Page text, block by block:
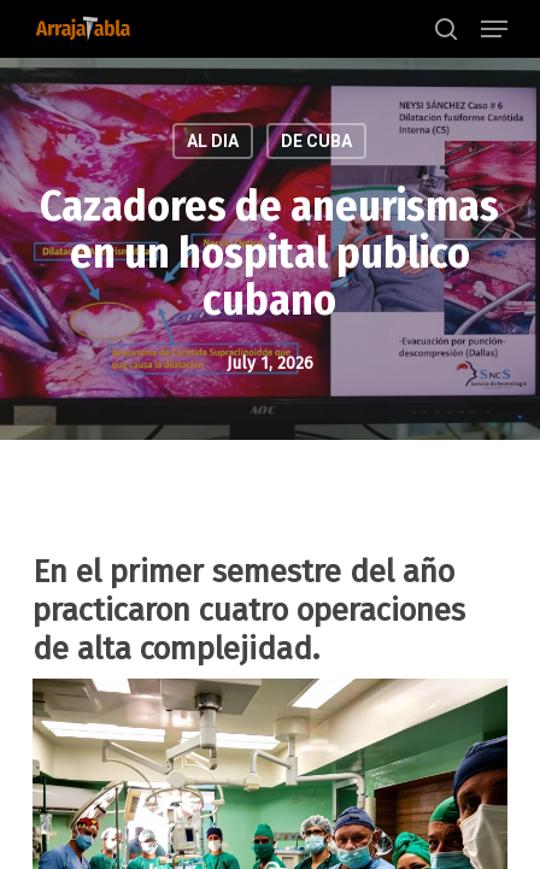
main
content
search
Menu
AL DIA DE CUBA
Cazadores de aneurismas
en un hospital publico
cubano
July 1, 2026
En el primer semestre del año
practicaron cuatro operaciones
de alta complejidad.